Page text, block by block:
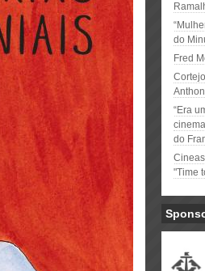
do
Fred
“Era
do
"Time